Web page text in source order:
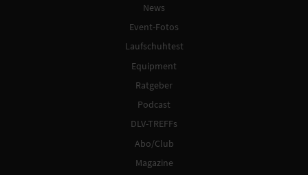
News
Event-Fotos
Laufschuhtest
Equipment
Ratgeber
Podcast
DLV-TREFFs
Abo/Club
Magazine